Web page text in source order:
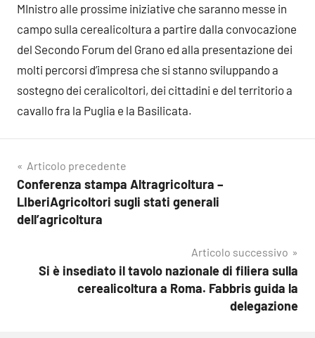
MInistro alle prossime iniziative che saranno messe in
campo sulla cerealicoltura a partire dalla convocazione
del Secondo Forum del Grano ed alla presentazione dei
molti percorsi d’impresa che si stanno sviluppando a
sostegno dei ceralicoltori, dei cittadini e del territorio a
cavallo fra la Puglia e la Basilicata.
Navigazione
articoli
Articolo precedente
Conferenza stampa Altragricoltura –
LIberiAgricoltori sugli stati generali
dell’agricoltura
Articolo successivo
Si è insediato il tavolo nazionale di filiera sulla
cerealicoltura a Roma. Fabbris guida la
delegazione